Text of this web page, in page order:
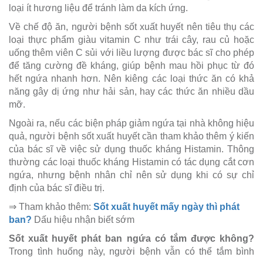
loại ít hương liệu để tránh làm da kích ứng.
Về chế độ ăn, người bệnh sốt xuất huyết nên tiêu thụ các
loại thực phẩm giàu vitamin C như trái cây, rau củ hoặc
uống thêm viên C sủi với liều lượng được bác sĩ cho phép
để tăng cường đề kháng, giúp bệnh mau hồi phục từ đó
hết ngứa nhanh hơn. Nên kiêng các loại thức ăn có khả
năng gây dị ứng như hải sản, hay các thức ăn nhiều dầu
mỡ.
Ngoài ra, nếu các biện pháp giảm ngứa tại nhà không hiệu
quả, người bệnh sốt xuất huyết cần tham khảo thêm ý kiến
của bác sĩ về việc sử dụng thuốc kháng Histamin. Thông
thường các loại thuốc kháng Histamin có tác dụng cắt cơn
ngứa, nhưng bệnh nhân chỉ nên sử dụng khi có sự chỉ
định của bác sĩ điều trị.
⇒ Tham khảo thêm: Sốt xuất huyết mấy ngày thì phát
ban? Dấu hiệu nhận biết sớm
Sốt xuất huyết phát ban ngứa có tắm được không?
Trong tình huống này, người bệnh vẫn có thể tắm bình